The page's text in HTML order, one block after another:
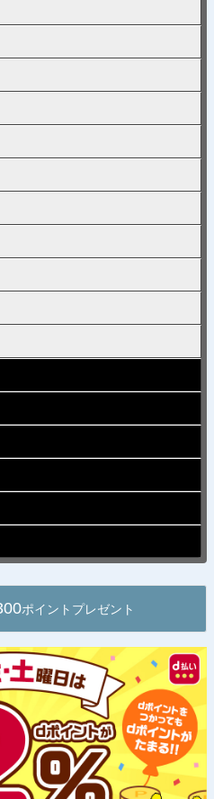
ポイントプレゼント